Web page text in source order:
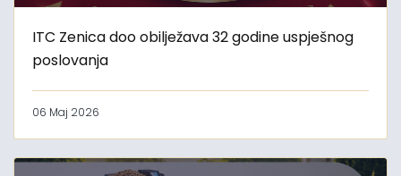
ITC Zenica doo obilježava 32 godine uspješnog
poslovanja
06 Maj 2026